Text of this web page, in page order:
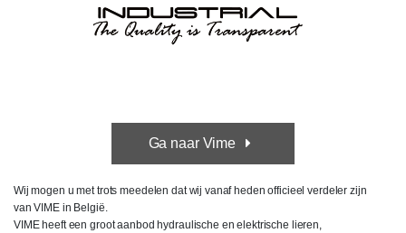
Wij mogen u met trots meedelen dat wij vanaf heden officieel verdeler zijn
van VIME in België.
VIME heeft een groot aanbod hydraulische en elektrische lieren,
Ga naar Vime